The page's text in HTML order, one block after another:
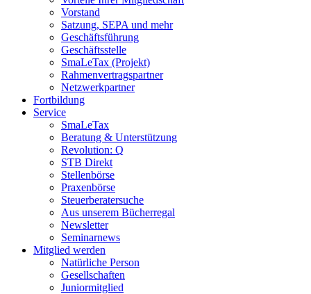
Vorstand
Satzung, SEPA und mehr
Geschäftsführung
Geschäftsstelle
SmaLeTax (Projekt)
Rahmenvertragspartner
Netzwerkpartner
Fortbildung
Service
SmaLeTax
Beratung & Unterstützung
Revolution: Q
STB Direkt
Stellenbörse
Praxenbörse
Steuerberatersuche
Aus unserem Bücherregal
Newsletter
Seminarnews
Mitglied werden
Natürliche Person
Gesellschaften
Juniormitglied